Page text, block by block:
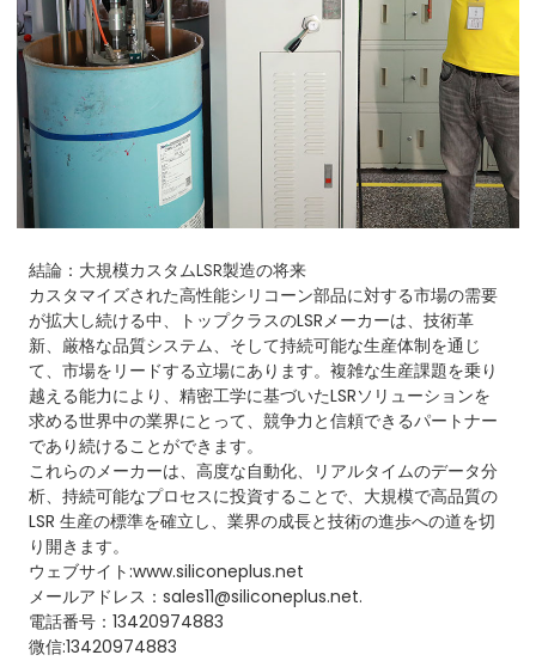
結論：大規模カスタムLSR製造の将来
カスタマイズされた高性能シリコーン部品に対する市場の需要
が拡大し続ける中、トップクラスのLSRメーカーは、技術革
新、厳格な品質システム、そして持続可能な生産体制を通じ
て、市場をリードする立場にあります。複雑な生産課題を乗り
越える能力により、精密工学に基づいたLSRソリューションを
求める世界中の業界にとって、競争力と信頼できるパートナー
であり続けることができます。
これらのメーカーは、高度な自動化、リアルタイムのデータ分
析、持続可能なプロセスに投資することで、大規模で高品質の
LSR 生産の標準を確立し、業界の成長と技術の進歩への道を切
り開きます。
ウェブサイト:www.siliconeplus.net
メールアドレス：sales11@siliconeplus.net.
電話番号：13420974883
微信:13420974883